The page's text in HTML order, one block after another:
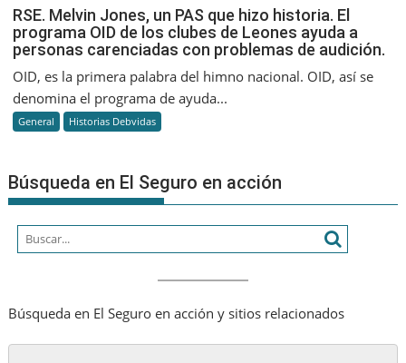
Melvin
Jones,
un
OID
a
RSE. Melvin Jones, un PAS que hizo historia. El
programa OID de los clubes de Leones ayuda a
personas carenciadas con problemas de audición.
OID, es la primera palabra del himno nacional. OID, así se
denomina el programa de ayuda...
General Historias Debvidas
Búsqueda en El Seguro en acción
Búsqueda en El Seguro en acción y sitios relacionados